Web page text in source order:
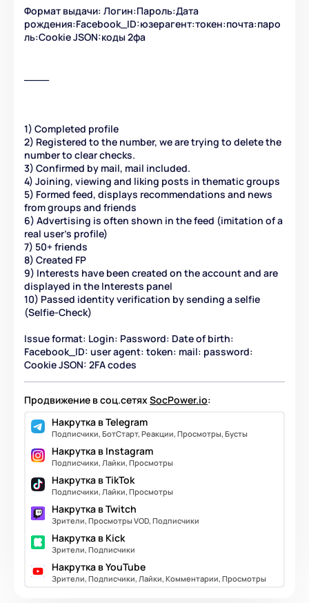
Формат выдачи: Логин:Пароль:Дата
рождения:Facebook_ID:юзерагент:токен:почта:паро
ль:Cookie JSON:коды 2фа
1) Completed profile
2) Registered to the number, we are trying to delete the
number to clear checks.
3) Confirmed by mail, mail included.
4) Joining, viewing and liking posts in thematic groups
5) Formed feed, displays recommendations and news
from groups and friends
6) Advertising is often shown in the feed (imitation of a
real user’s profile)
7) 50+ friends
8) Created FP
9) Interests have been created on the account and are
displayed in the Interests panel
10) Passed identity verification by sending a selfie
(Selfie-Check)
Issue format: Login: Password: Date of birth:
Facebook_ID: user agent: token: mail: password:
Cookie JSON: 2FA codes
Продвижение в соц.сетяхSocPower.io:
Накрутка в Telegram
Подписчики, БотСтарт, Реакции, Просмотры, Бусты
Накрутка в Instagram
Подписчики, Лайки, Просмотры
Накрутка в TikTok
Подписчики, Лайки, Просмотры
Накрутка в Twitch
Зрители, Просмотры VOD, Подписчики
Накрутка в Kick
Зрители, Подписчики
Накрутка в YouTube
Зрители, Подписчики, Лайки, Комментарии, Просмотры